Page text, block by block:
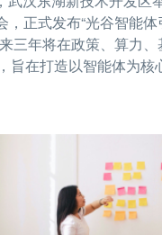
，正式发布“光谷智能
三年将在政策、算力
旨在打造以智能体为核